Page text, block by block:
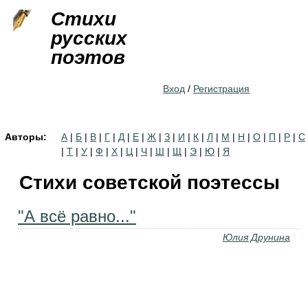
Стихи
русских
поэтов
Вход / Регистрация
Авторы: А | Б | В | Г | Д | Е | Ж | З | И | К | Л | М | Н | О | П | Р | С
| Т | У | Ф | Х | Ц | Ч | Ш | Щ | Э | Ю | Я
Стихи советской поэтессы
"А всё равно..."
Юлия Друнина